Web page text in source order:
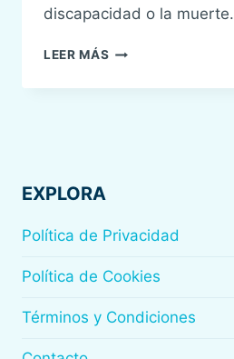
discapacidad o la muerte.
LEER MÁS NUEVAS
EN
EXPLORA
Política de Privacidad
Política de Cookies
Términos y Condiciones